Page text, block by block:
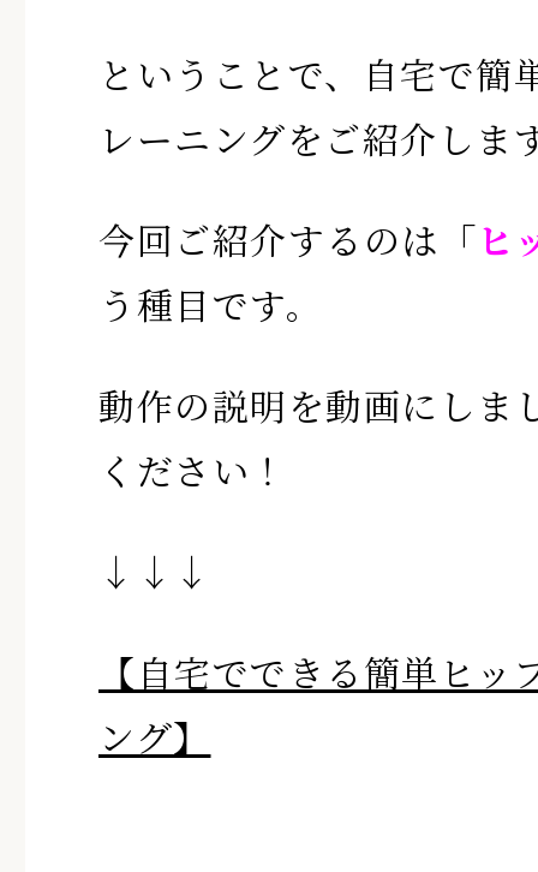
ということで、自宅で簡
レーニングをご紹介し
今回ご紹介するのは 「ヒ
う種目です。
動作の説明を動画にしま
ください！
↓↓↓
【自宅でできる簡単ヒ
ング】